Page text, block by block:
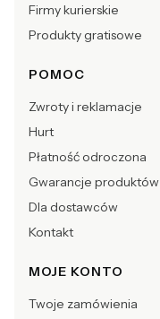
Firmy kurierskie
Produkty gratisowe
POMOC
Zwroty i reklamacje
Hurt
Płatność odroczona
Gwarancje produktów
Dla dostawców
Kontakt
MOJE KONTO
Twoje zamówienia